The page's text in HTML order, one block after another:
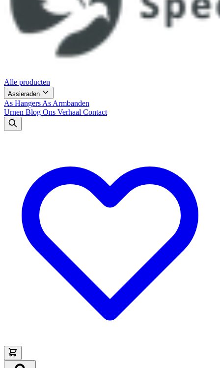
Alle producten
Assieraden
As Hangers As Armbanden
Urnen Blog Ons Verhaal Contact